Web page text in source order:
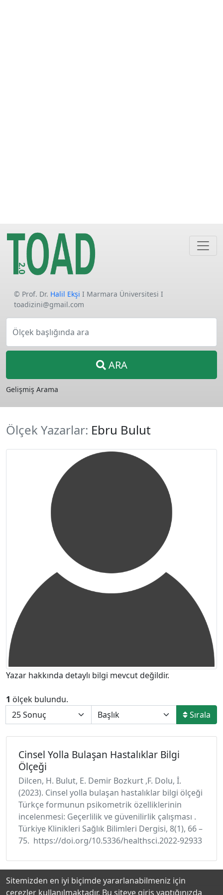
© Prof. Dr. Halil Ekşi I Marmara Üniversitesi I
toadizini@gmail.com
Ölçek başlığında ara
ARA
Gelişmiş Arama
Ölçek Yazarlar: Ebru Bulut
Yazar hakkında detaylı bilgi mevcut değildir.
1 ölçek bulundu.
Sırala
Cinsel Yolla Bulaşan Hastalıklar Bilgi
Ölçeği
Dilcen, H. Bulut, E. Demir Bozkurt ,F. Dolu, İ.
(2023). Cinsel yolla bulaşan hastalıklar bilgi ölçeği
Türkçe formunun psikometrik özelliklerinin
incelenmesi: Geçerlilik ve güvenilirlik çalışması .
Türkiye Klinikleri Sağlık Bilimleri Dergisi, 8(1), 66 –
75. https://doi.org/10.5336/healthsci.2022-92933
Sitemizden en iyi biçimde yararlanabilmeniz için
çerezler kullanılmaktadır. Bu siteye giriş yaptığınızda